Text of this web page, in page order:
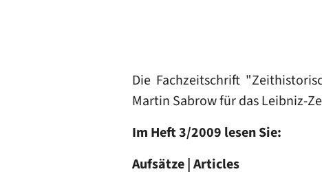
Die Fachzeitschrift
Martin Sabrow für das Leibniz-
Im Heft 3/2009 lesen Sie:
Aufsätze | Articles